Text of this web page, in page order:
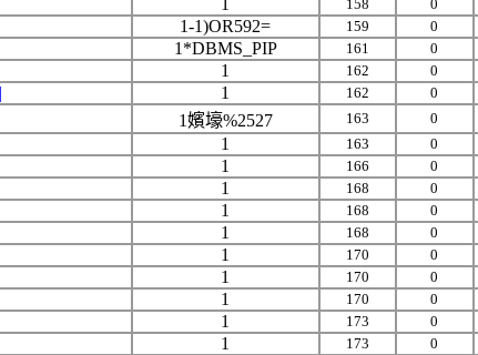
1 158 0
1-1)OR592= 159 0
1*DBMS_PIP 161 0
1 162 0
1 162 0
1嬪壕%2527 163 0
1 163 0
1 166 0
1 168 0
1 168 0
1 168 0
1 170 0
1 170 0
1 170 0
1 173 0
1 173 0